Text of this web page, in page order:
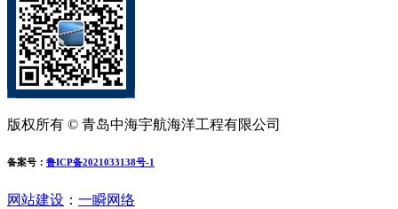
版权所有 © 青岛中海宇航海洋工程有限公司
备案号： 鲁ICP备2021033138号-1
网站建设 ： 一瞬网络